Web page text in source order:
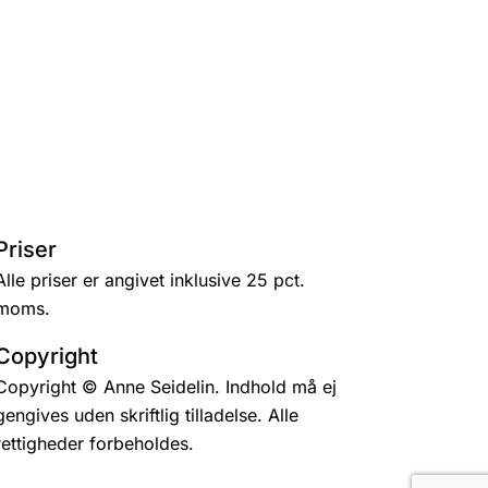
priser er angivet inklusive 25 pct.
© Anne Seidelin. Indhold må ej
uden skriftlig tilladelse. Alle
forbeholdes.